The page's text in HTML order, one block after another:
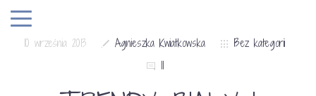
10 września 2013 Agnieszka Kwiatkowska
Bez kategorii
11